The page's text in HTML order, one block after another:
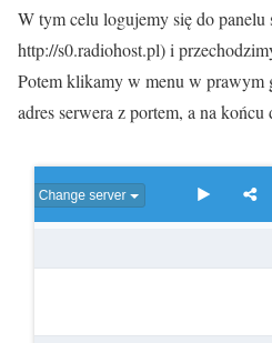
W tym celu logujemy się do panelu
http://s0.radiohost.pl) i
Potem klikamy w menu w prawym
adres serwera z portem, a na końcu